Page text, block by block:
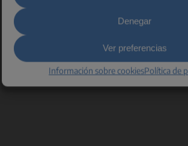
Denegar
Ver preferencias
Información sobre cookiesPolítica de